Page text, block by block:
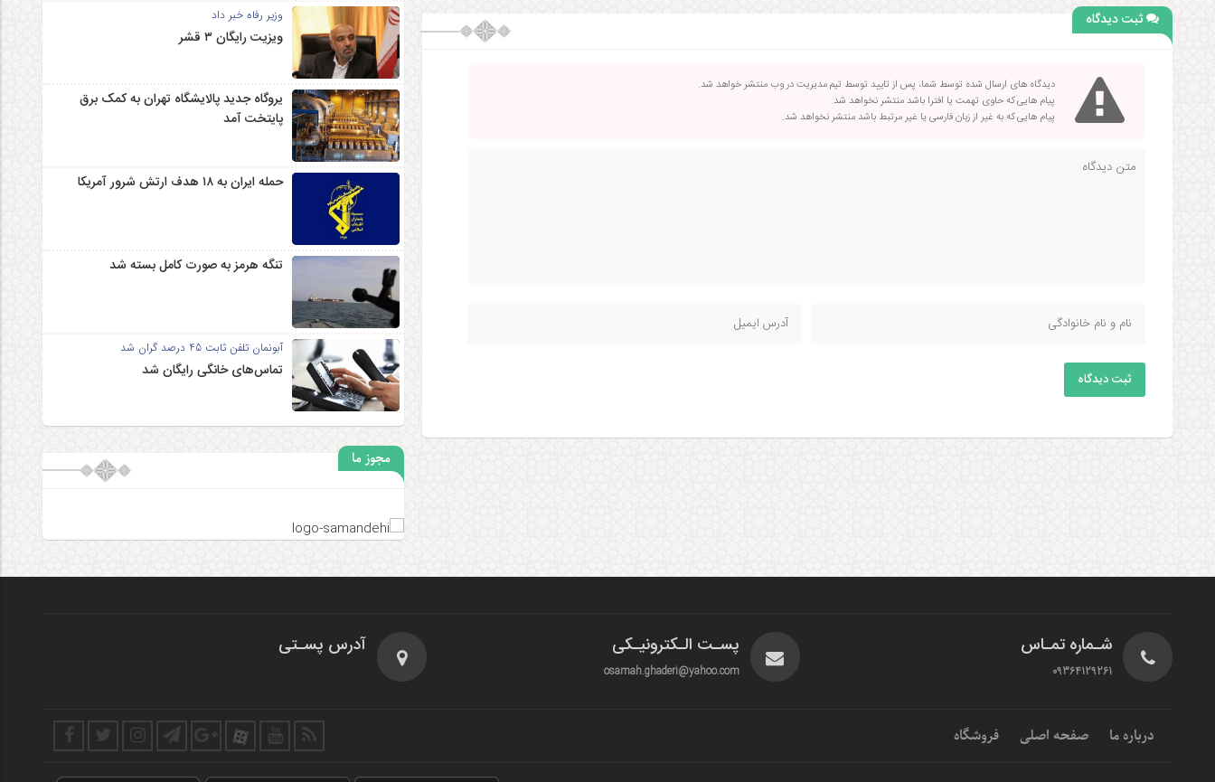
ثبت دیدگاه
دیدگاه های ارسال شده توسط شما، پس از تایید توسط تیم مدیریت در وب منتشر خواهد شد.
پیام هایی که حاوی تهمت یا افترا باشد منتشر نخواهد شد.
پیام هایی که به غیر از زبان فارسی یا غیر مرتبط باشد منتشر نخواهد شد.
ثبت دیدگاه
وزیر رفاه خبر داد
ویزیت رایگان ۳ قشر
یروگاه جدید پالایشگاه تهران به کمک برق
پایتخت آمد
حمله ایران به ۱۸ هدف ارتش شرور آمریکا
تنگه هرمز به صورت کامل بسته شد
آبونمان تلفن ثابت 45 درصد گران شد
تماس‌های خانگی رایگان شد
مجوز ما
شـماره تمـاس
09364129261
پسـت الـکترونیـکی
osamah.ghaderi@yahoo.com
آدرس پسـتی
درباره ما صفحه اصلی فروشگاه